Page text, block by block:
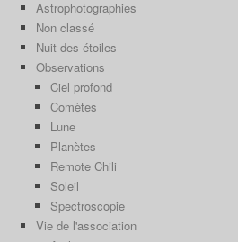
Astrophotographies
Non classé
Nuit des étoiles
Observations
Ciel profond
Comètes
Lune
Planètes
Remote Chili
Soleil
Spectroscopie
Vie de l'association